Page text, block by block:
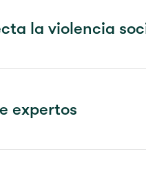
la violencia
expertos